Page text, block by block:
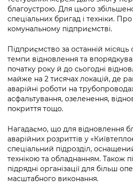
Підприємства, установи,
Kyiv International Relations
Гендерна політика
Безбар'єрність
Київська міська військова
Портал Захисників та
Безбар'єрність
Портал послуг
Міський застосунок Київ
Важливе під час воєнного
Уряд» – місцевий рівень»
Важливе під час воєнного
Про відкриті дані
Портал даних Києва
Публічні дашборди
благоустрою. Для цього збільшено
спеціальних бригад і техніки.
комунальному підприємстві.
Підприємство за останній місяць
темпи відновлення та
початку року й до сьогодні
майже на 2 тисячах локацій, де
аварійні роботи на
асфальтування, озеленення,
покриття тощо.
Нагадаємо, що для відновлення
аварійних розриттів у
спеціальний підрозділ,
технікою та обладнанням. Також
підрядні організації для більш
масштабного виконання.